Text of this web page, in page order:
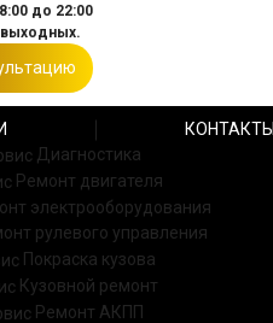
до 22:00
КОНТАКТЫ
Диагностика
Ремонт двигателя
электрооборудования
рулевого управления
Покраска кузова
Кузовной ремонт
Ремонт АКПП